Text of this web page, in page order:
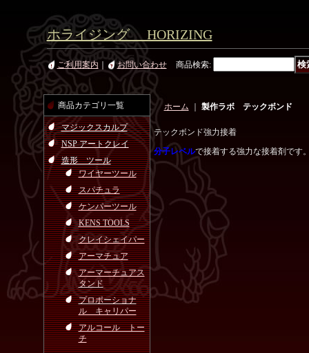
ホライジング HORIZING
ご利用案内 お問い合わせ 商品検索:
商品カテゴリ一覧
マジックスカルプ
NSP アートクレイ
造形 ツール
ワイヤーツール
スパチュラ
ケンパーツール
KENS TOOLS
クレイシェイパー
アーマチュア
アーマーチュアス
タンド
プロポーショナ
ル キャリパー
アルコール トー
チ
ホーム 製作ラボ テックボンド
テックボンド強力接着
分子レベルで接着する強力な接着剤です